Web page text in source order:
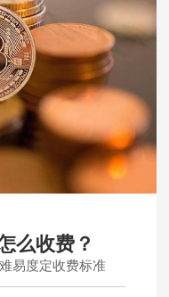
么收费？
易度定收费标准